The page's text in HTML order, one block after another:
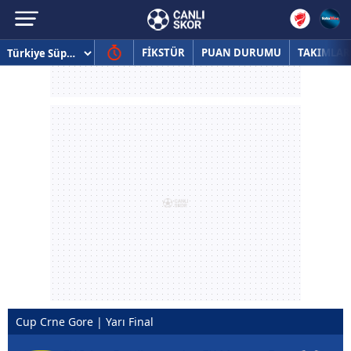
FİKSTÜR PUAN DURUMU TAKIMLAR
Cup Crne Gore | Yarı Final